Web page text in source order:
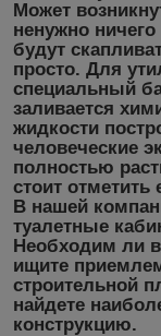
Может
ненужно
будут
просто. Для
специальный
заливается
жидкости
человеческие
полностью
стоит
В нашей
туалетные
Необходим ли
ищите
строительной
найдете
конструкцию.